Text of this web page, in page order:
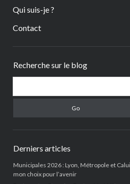
Qui suis-je ?
Contact
Recherche sur le blog
Derniers articles
Municipales 2026 : Lyon, Métropole et
mon choix pour l’avenir